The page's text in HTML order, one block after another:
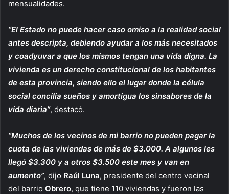
mensualidades.
“El Estado no puede hacer caso omiso a la realidad social
antes descripta, debiendo ayudar a los más necesitados
y coadyuvar a que los mismos tengan una vida digna. La
vivienda es un derecho constitucional de los habitantes
de esta provincia, siendo ello el lugar donde la célula
social concilia sueños y amortigua los sinsabores de la
vida diaria”, destacó.
“Muchos de los vecinos de mi barrio no pueden pagar la
cuota de las viviendas de más de $3.000. A algunos les
llegó $3.300 y a otros $3.500 este mes y van en
aumento”, dijo Raúl Luna, presidente del centro vecinal
del barrio Obrero, que tiene 110 viviendas y fueron las